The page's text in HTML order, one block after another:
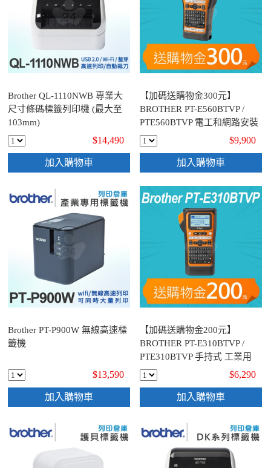
Brother QL-1110NWB 專業大
尺寸條碼標籤列印機 (最大至
103mm)
$14,490
加入購物車
【加碼送購物金300元】
BROTHER PT-E560BTVP /
PTE560BTVP 電工和網路安裝
工業用手持式專業標籤機 (適
用最寬至24mmTZe標籤帶)
$9,900
加入購物車
Brother PT-P900W 無線高速標
籤機
$13,590
加入購物車
【加碼送購物金200元】
BROTHER PT-E310BTVP /
PTE310BTVP 手持式 工業用
電工和網路安裝專業標籤機
(適用最寬至18mmTZe標籤帶)
$6,290
加入購物車